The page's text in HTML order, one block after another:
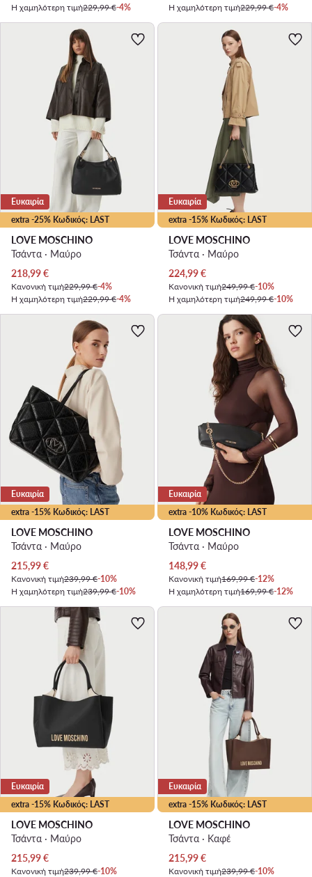
Η χαμηλότερη τιμή229,99 €-4% Η χαμηλότερη τιμή229,99 €-4%
extra -25% Κωδικός: LAST
Ευκαιρία
LOVE MOSCHINO
Τσάντα · Μαύρο
Τρέχουσα τιμή
218,99€
Κανονική τιμή229,99 €-4%
Η χαμηλότερη τιμή229,99 €-4%
extra -15% Κωδικός: LAST
Ευκαιρία
LOVE MOSCHINO
Τσάντα · Μαύρο
Τρέχουσα τιμή
224,99€
Κανονική τιμή249,99 €-10%
Η χαμηλότερη τιμή249,99 €-10%
extra -15% Κωδικός: LAST
Ευκαιρία
LOVE MOSCHINO
Τσάντα · Μαύρο
Τρέχουσα τιμή
215,99€
Κανονική τιμή239,99 €-10%
Η χαμηλότερη τιμή239,99 €-10%
extra -10% Κωδικός: LAST
Ευκαιρία
LOVE MOSCHINO
Τσάντα · Μαύρο
Τρέχουσα τιμή
148,99€
Κανονική τιμή169,99 €-12%
Η χαμηλότερη τιμή169,99 €-12%
extra -15% Κωδικός: LAST
Ευκαιρία
LOVE MOSCHINO
Τσάντα · Μαύρο
Τρέχουσα τιμή
215,99€
Κανονική τιμή239,99 €-10%
extra -15% Κωδικός: LAST
Ευκαιρία
LOVE MOSCHINO
Τσάντα · Καφέ
Τρέχουσα τιμή
215,99€
Κανονική τιμή239,99 €-10%